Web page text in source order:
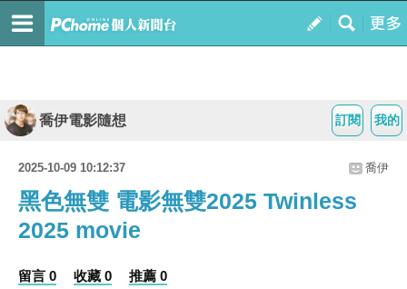
我的
訂閱
喬伊電影隨想
2025-10-09 10:12:37 喬伊
黑色無雙 電影無雙2025 Twinless
2025 movie
留言 0 收藏 0 推薦 0